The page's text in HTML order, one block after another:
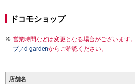
ドコモショップ
営業時間などは変更となる場合がございます
プ／d gardenからご確認ください。
店舗名